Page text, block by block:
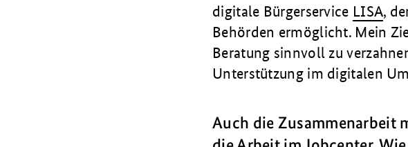
digitale Bürgerservice LISA,
Behörden ermöglicht. Mein
Beratung sinnvoll zu
Unterstützung im digitalen
Auch die Zusammenarbeit